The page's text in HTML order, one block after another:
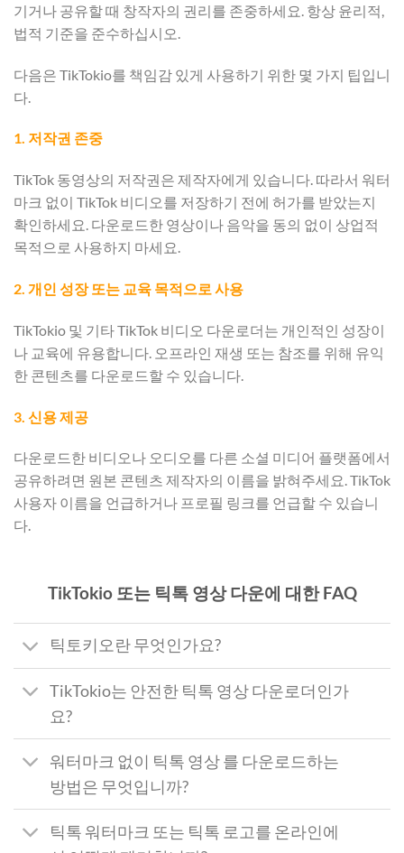
기거나 공유할 때 창작자의 권리를 존중하세요. 항상 윤리적,
법적 기준을 준수하십시오.
다음은 TikTokio를 책임감 있게 사용하기 위한 몇 가지 팁입니
다.
1. 저작권 존중
TikTok 동영상의 저작권은 제작자에게 있습니다. 따라서 워터
마크 없이 TikTok 비디오를 저장하기 전에 허가를 받았는지
확인하세요. 다운로드한 영상이나 음악을 동의 없이 상업적
목적으로 사용하지 마세요.
2. 개인 성장 또는 교육 목적으로 사용
TikTokio 및 기타 TikTok 비디오 다운로더는 개인적인 성장이
나 교육에 유용합니다. 오프라인 재생 또는 참조를 위해 유익
한 콘텐츠를 다운로드할 수 있습니다.
3. 신용 제공
다운로드한 비디오나 오디오를 다른 소셜 미디어 플랫폼에서
공유하려면 원본 콘텐츠 제작자의 이름을 밝혀주세요. TikTok
사용자 이름을 언급하거나 프로필 링크를 언급할 수 있습니
다.
TikTokio 또는 틱톡 영상 다운에 대한 FAQ
틱토키오란 무엇인가요?
TikTokio는 안전한 틱톡 영상 다운로더인가
요?
워터마크 없이 틱톡 영상 를 다운로드하는
방법은 무엇입니까?
틱톡 워터마크 또는 틱톡 로고를 온라인에